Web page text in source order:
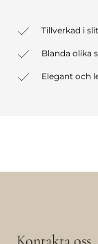
Tillverkad i
Blanda olika
Elegant och